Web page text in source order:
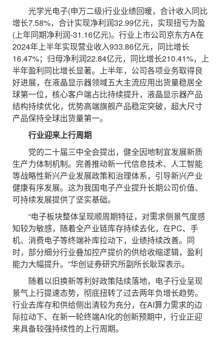
光学光电子(申万二级)行业业绩回暖，合计收入同比
增长7.58%，合计实现净利润32.99亿元，实现扭亏为盈
(上年同期净利润-31.16亿元)。行业上市公司京东方A在
2024年上半年实现营业收入933.86亿元，同比增长
16.47%；归母净利润22.84亿元，同比增长210.41%，上
半年盈利同比增长显著。上半年，公司各项业务取得良
好进展，在液晶显示器领域五大主流应用出货量稳居全
球第一位，核心客户端占比持续提升，液晶显示器产品
结构持续优化，优势高端旗舰产品稳定突破，超大尺寸
产品保持全球出货量第一。
行业迎来上行周期
党的二十届三中全会提出，健全因地制宜发展新质
生产力体制机制。完善推动新一代信息技术、人工智能
等战略性新兴产业发展政策和治理体系，引导新兴产业
健康有序发展。这为我国电子产业提升长期公司价值、
可持续发展提供了坚实基础。
“电子板块整体呈现顺周期特征，对需求侧景气度感
知较为敏感，随着全产业链库存持续去化，在PC、手
机、消费电子等终端补库拉动下，业绩持续改善。同
时，部分细分行业叠加控产提价的供给收缩逻辑，盈利
能力大幅提升。”华创证券研究所副所长耿琛表示。
随着以旧换新等利好政策陆续落地，电子行业呈现
景气上行提速态势，彻底扭转了过去两年负增长趋势。
行业去库存和供给侧出清较为充分，在AI算力需求的边
际拉动下、在新一轮终端AI化的创新预期中，行业正迎
来具备较强持续性的上行周期。